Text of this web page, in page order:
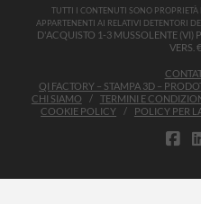
TUTTI I CONTENUTI SONO
APPARTENENTI AI RELATIVI DETENTORI
D'ACQUISTO 1-3 MUSSOLENTE (VI)
VERS.
QI FACTORY – STAMPA 3D –
CHI SIAMO
TERMINI E
COOKIE POLICY
POLICY PER